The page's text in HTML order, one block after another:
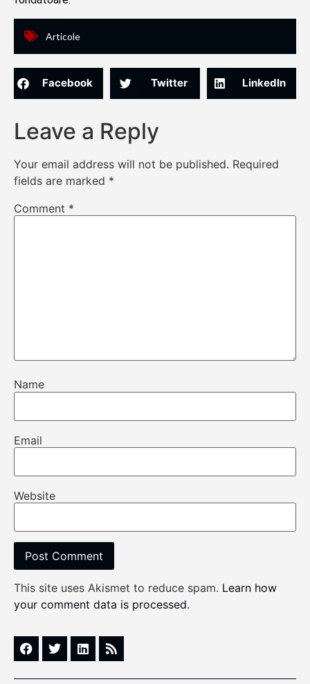
Articole
Facebook Twitter LinkedIn
Leave a Reply
Your email address will not be published. Required
fields are marked *
Comment *
Name
Email
Website
This site uses Akismet to reduce spam. Learn how
your comment data is processed.